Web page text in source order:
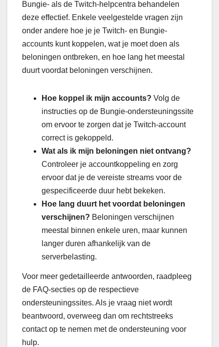
Bungie- als de Twitch-helpcentra behandelen
deze effectief. Enkele veelgestelde vragen zijn
onder andere hoe je je Twitch- en Bungie-
accounts kunt koppelen, wat je moet doen als
beloningen ontbreken, en hoe lang het meestal
duurt voordat beloningen verschijnen.
Hoe koppel ik mijn accounts? Volg de
instructies op de Bungie-ondersteuningssite
om ervoor te zorgen dat je Twitch-account
correct is gekoppeld.
Wat als ik mijn beloningen niet ontvang?
Controleer je accountkoppeling en zorg
ervoor dat je de vereiste streams voor de
gespecificeerde duur hebt bekeken.
Hoe lang duurt het voordat beloningen
verschijnen? Beloningen verschijnen
meestal binnen enkele uren, maar kunnen
langer duren afhankelijk van de
serverbelasting.
Voor meer gedetailleerde antwoorden, raadpleeg
de FAQ-secties op de respectieve
ondersteuningssites. Als je vraag niet wordt
beantwoord, overweeg dan om rechtstreeks
contact op te nemen met de ondersteuning voor
hulp.